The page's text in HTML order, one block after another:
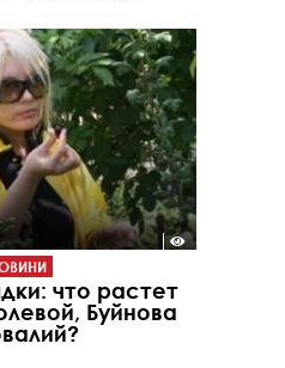
что растет
Буйнова